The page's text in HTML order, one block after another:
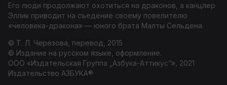
Его люди продолжают охотиться на драконов, а канцлер
Эллик приводит на съедение своему повелителю
«человека-дракона» — юного брата Малты Сельдена.
© Т. Л. Черезова, перевод, 2015
© Издание на русском языке, оформление.
ООО «Издательская Группа „Азбука-Аттикус“», 2021
Издательство АЗБУКА®